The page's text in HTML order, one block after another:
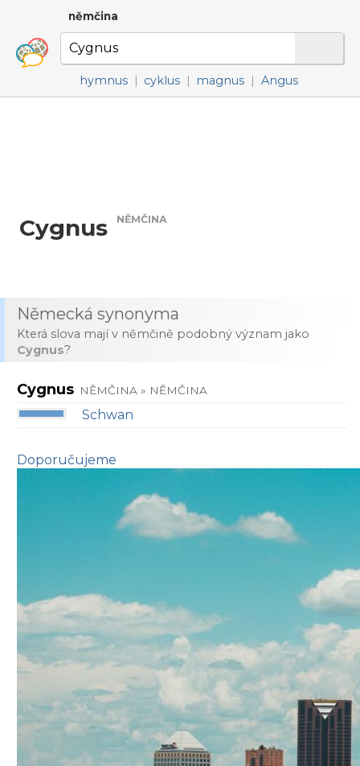
němčina
hymnus | cyklus | magnus | Angus
Cygnus NĚMČINA
Německá synonyma
Která slova mají v němčině podobný význam jako
Cygnus?
Cygnus NĚMČINA » NĚMČINA
Schwan
Doporučujeme